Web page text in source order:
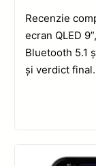
Recenzie
ecran QLED
Bluetooth 5.1
și verdict final.